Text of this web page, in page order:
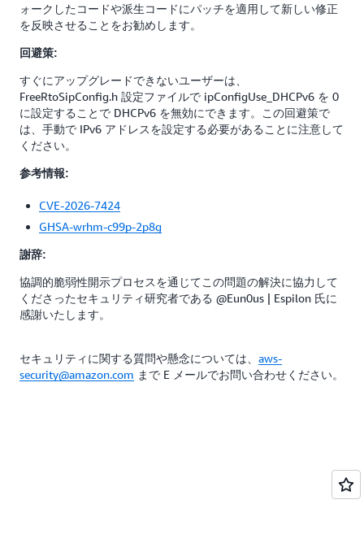
ォークしたコードや派生コードにパッチを適用して新しい修正
を反映させることをお勧めします。
回避策:
すぐにアップグレードできないユーザーは、
FreeRtoSipConfig.h 設定ファイルで ipConfigUse_DHCPv6 を 0
に設定することで DHCPv6 を無効にできます。この回避策で
は、手動で IPv6 アドレスを設定する必要があることに注意して
ください。
参考情報:
CVE-2026-7424
GHSA-wrhm-c99p-2p8g
謝辞:
協調的脆弱性開示プロセスを通じてこの問題の解決に協力して
くださったセキュリティ研究者である @Eun0us | Espilon 氏に
感謝いたします。
セキュリティに関する質問や懸念については、 aws-
security@amazon.com まで E メールでお問い合わせください。